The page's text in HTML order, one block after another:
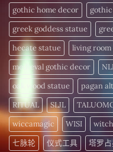
入
活
力〉
中
gothic home decor
greek goddess statue
hecate statue
living
medieval gothic decor
oak wood statue
pagan
RITUAL
SLJL
wiccamagic
WISI
七脉轮
仪式工具 塔罗占